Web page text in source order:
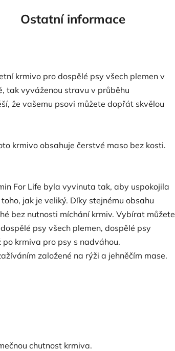
Ostatní informace
krmivo pro dospělé psy všech plemen v
tak vyváženou stravu v průběhu
že vašemu psovi můžete dopřát skvělou
krmivo obsahuje čerstvé maso bez kosti.
For Life byla vyvinuta tak, aby uspokojila
jak je veliký. Díky stejnému obsahu
bez nutnosti míchání krmiv. Vybírat můžete
psy všech plemen, dospělé psy
krmiva pro psy s nadváhou.
založené na rýži a jehněčím mase.
chutnost krmiva.